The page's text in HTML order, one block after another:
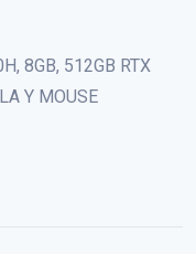
8GB, 512GB RTX
Y MOUSE